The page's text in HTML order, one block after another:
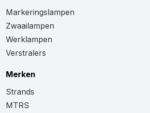
Markeringslampen
Zwaailampen
Werklampen
Verstralers
Merken
Strands
MTRS